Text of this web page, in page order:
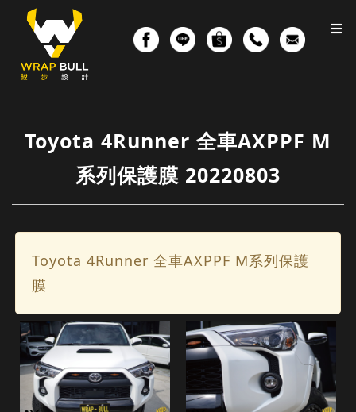
Toyota 4Runner 全車AXPPF M
系列保護膜 20220803
Toyota 4Runner 全車AXPPF M系列保護
膜